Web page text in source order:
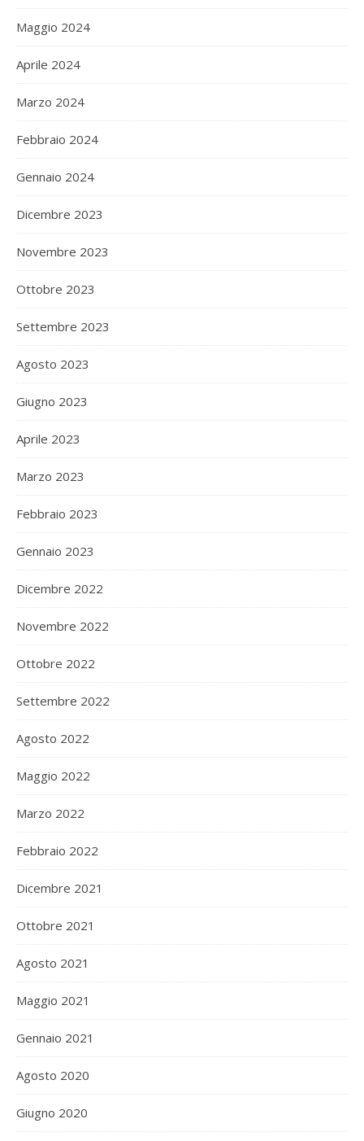
Maggio 2024
Aprile 2024
Marzo 2024
Febbraio 2024
Gennaio 2024
Dicembre 2023
Novembre 2023
Ottobre 2023
Settembre 2023
Agosto 2023
Giugno 2023
Aprile 2023
Marzo 2023
Febbraio 2023
Gennaio 2023
Dicembre 2022
Novembre 2022
Ottobre 2022
Settembre 2022
Agosto 2022
Maggio 2022
Marzo 2022
Febbraio 2022
Dicembre 2021
Ottobre 2021
Agosto 2021
Maggio 2021
Gennaio 2021
Agosto 2020
Giugno 2020